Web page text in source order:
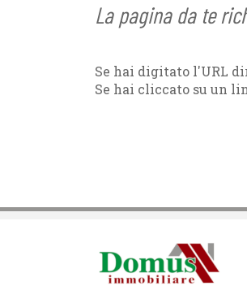
La pagina da te
Se hai digitato l'URL
Se hai cliccato su un